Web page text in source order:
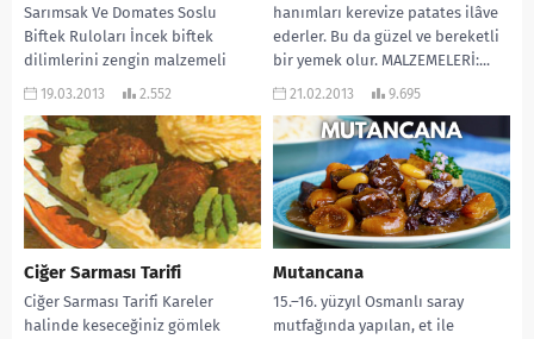
Sarımsak Ve Domates Soslu
Biftek Ruloları İncek biftek
dilimlerini zengin malzemeli
dolguların etrafına sarma
tekniklere sahiptir....
19.03.2013 2.552
hanımları kerevize patates ilâve
ederler. Bu da güzel ve bereketli
bir yemek olur. MALZEMELERİ:...
21.02.2013 9.695
Ciğer Sarması Tarifi
Ciğer Sarması Tarifi Kareler
halinde keseceğiniz gömlek
Mutancana
15.–16. yüzyıl Osmanlı saray
mutfağında yapılan, et ile